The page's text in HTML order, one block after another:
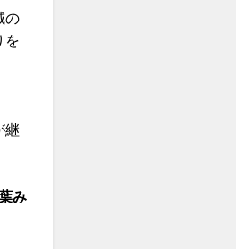
の
を
継
み